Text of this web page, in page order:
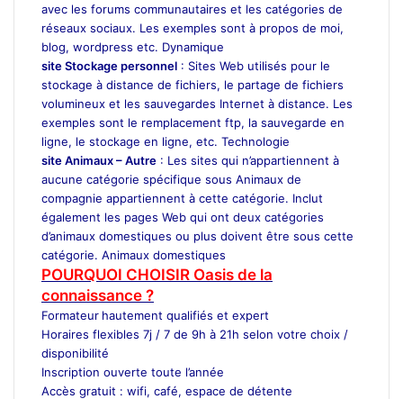
avec les forums communautaires et les catégories de
réseaux sociaux. Les exemples sont à propos de moi,
blog, wordpress etc. Dynamique
site Stockage personnel : Sites Web utilisés pour le
stockage à distance de fichiers, le partage de fichiers
volumineux et les sauvegardes Internet à distance. Les
exemples sont le remplacement ftp, la sauvegarde en
ligne, le stockage en ligne, etc. Technologie
site Animaux – Autre : Les sites qui n’appartiennent à
aucune catégorie spécifique sous Animaux de
compagnie appartiennent à cette catégorie. Inclut
également les pages Web qui ont deux catégories
d’animaux domestiques ou plus doivent être sous cette
catégorie. Animaux domestiques
POURQUOI CHOISIR Oasis de la
connaissance ?
Formateur hautement qualifiés et expert
Horaires flexibles 7j / 7 de 9h à 21h selon votre choix /
disponibilité
Inscription ouverte toute l’année
Accès gratuit : wifi, café, espace de détente